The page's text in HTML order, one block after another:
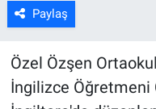
Paylaş
Özel Özşen
İngilizce Öğretmeni